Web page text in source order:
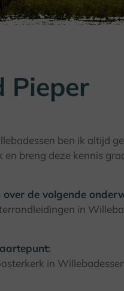
Pieper
ben ik altijd
en breng deze kennis
de volgende
in
in